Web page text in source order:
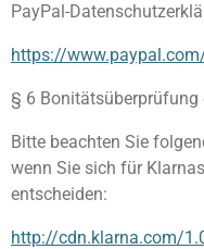
PayPal-
https://
§ 6 Bonitätsüberprüfung
Bitte beachten Sie
wenn Sie sich für
entscheiden:
http://cdn.klarna.com/